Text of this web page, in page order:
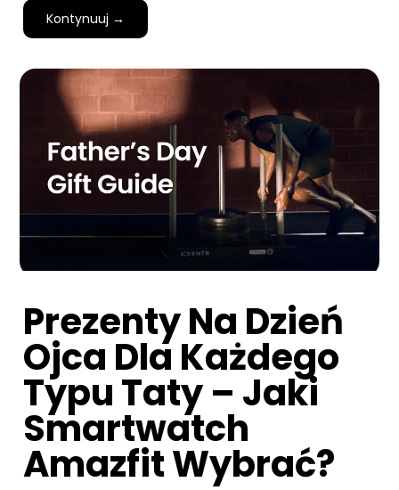
Kontynuuj →
Prezenty Na Dzień
Ojca Dla Każdego
Typu Taty – Jaki
Smartwatch
Amazfit Wybrać?